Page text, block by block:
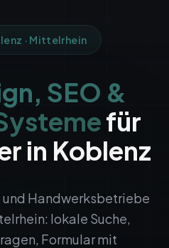
· Mittelrhein
SEO &
für
in Koblenz
Handwerksbetriebe
: lokale Suche,
Formular mit